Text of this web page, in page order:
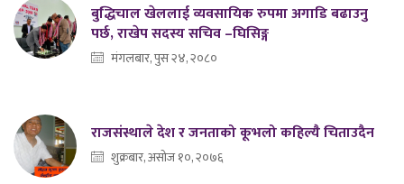
बुद्धिचाल खेललाई व्यवसायिक रुपमा अगाडि बढाउनु
पर्छ, राखेप सदस्य सचिव –घिसिङ्ग
मंगलबार, पुस २४, २०८०
राजसंस्थाले देश र जनताको कूभलो कहिल्यै चिताउदैन
शुक्रबार, असोज १०, २०७६